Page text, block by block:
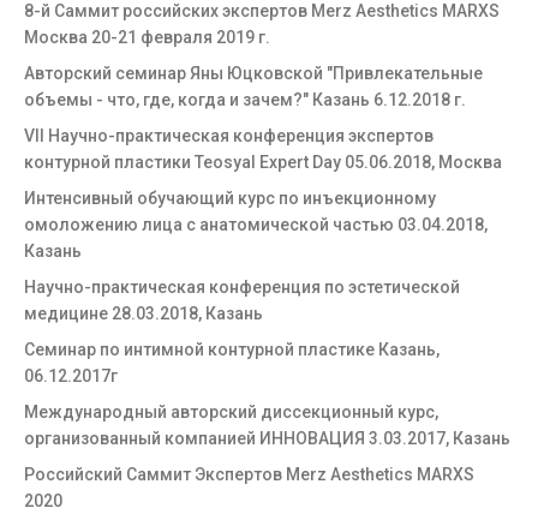
8-й Саммит российских экспертов Merz Aesthetics MARXS
Москва 20-21 февраля 2019 г.
Авторский семинар Яны Юцковской "Привлекательные
объемы - что, где, когда и зачем?" Казань 6.12.2018 г.
VII Научно-практическая конференция экспертов
контурной пластики Teosyal Expert Day 05.06.2018, Москва
Интенсивный обучающий курс по инъекционному
омоложению лица с анатомической частью 03.04.2018,
Казань
Научно-практическая конференция по эстетической
медицине 28.03.2018, Казань
Семинар по интимной контурной пластике Казань,
06.12.2017г
Международный авторский диссекционный курс,
организованный компанией ИННОВАЦИЯ 3.03.2017, Казань
Российский Саммит Экспертов Merz Aesthetics MARXS
2020